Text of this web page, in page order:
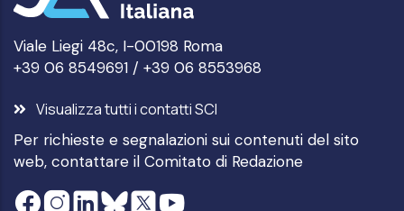
Viale Liegi 48c, I-00198 Roma
+39 06 8549691 / +39 06 8553968
Visualizza tutti i contatti SCI
Per richieste e segnalazioni sui contenuti del sito
web, contattare il Comitato di Redazione